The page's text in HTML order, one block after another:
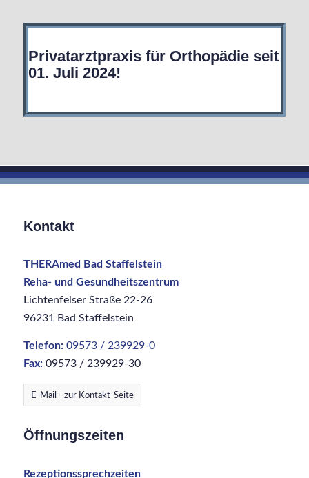
Privatarztpraxis für Orthopädie seit
01. Juli 2024!
Kontakt
THERAmed Bad Staffelstein
Reha- und Gesundheitszentrum
Lichtenfelser Straße 22-26
96231 Bad Staffelstein
Telefon: 09573 / 239929-0
Fax:09573 / 239929-30
E-Mail - zur Kontakt-Seite
Öffnungszeiten
Rezeptionssprechzeiten